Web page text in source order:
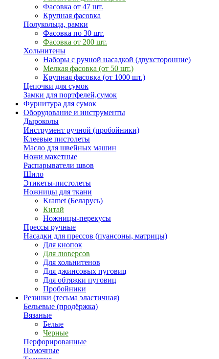
Фасовка от 47 шт.
Крупная фасовка
Полукольца, рамки
Фасовка по 30 шт.
Фасовка от 200 шт.
Хольнитены
Наборы с ручной насадкой (двухсторонние)
Мелкая фасовка (от 50 шт.)
Крупная фасовка (от 1000 шт.)
Цепочки для сумок
Замки для портфелей,сумок
Фурнитура для сумок
Оборудование и инструменты
Дыроколы
Инструмент ручной (пробойники)
Клеевые пистолеты
Масло для швейных машин
Ножи макетные
Распарыватели швов
Шило
Этикеты-пистолеты
Ножницы для ткани
Kramet (Беларусь)
Китай
Ножницы-перекусы
Прессы ручные
Насадки для прессов (пуансоны, матрицы)
Для кнопок
Для люверсов
Для хольнитенов
Для джинсовых пуговиц
Для обтяжки пуговиц
Пробойники
Резинки (тесьма эластичная)
Бельевые (продёржка)
Вязаные
Белые
Черные
Перфорированные
Помочные